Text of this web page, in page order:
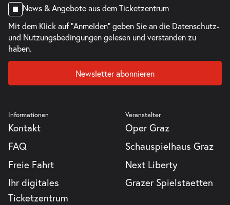
News & Angebote aus dem Ticketzentrum
Mit dem Klick auf "Anmelden" geben Sie an die Datenschutz-
und Nutzungsbedingungengelesen und verstanden zu
haben.
Newsletter abonnieren
Informationen
Kontakt
FAQ
Freie Fahrt
Ihr digitales
Ticketzentrum
Veranstalter
Oper Graz
Schauspielhaus Graz
Next Liberty
Grazer Spielstaetten